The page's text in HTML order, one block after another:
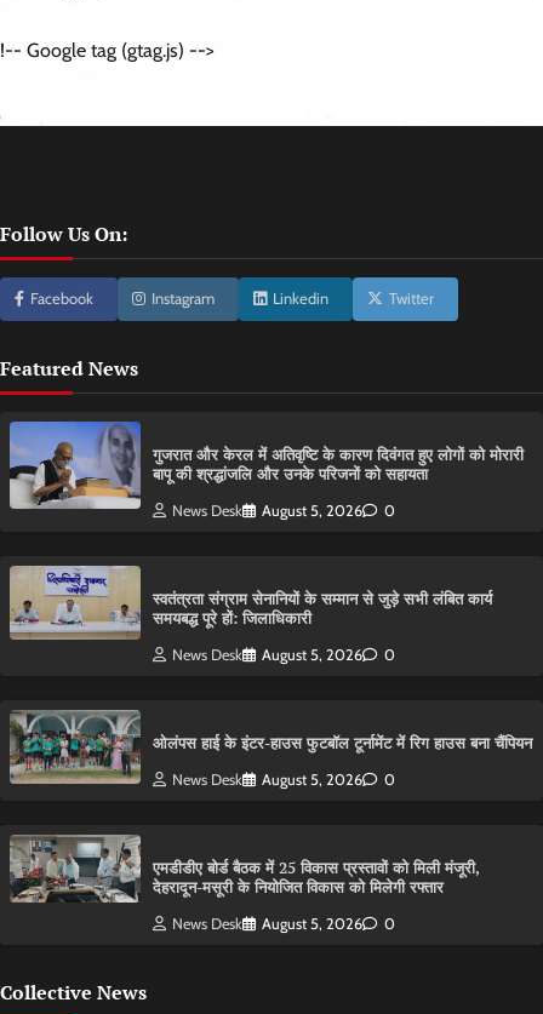
!-- Google tag (gtag.js) -->
Follow Us On:
Facebook Instagram Linkedin Twitter
Featured News
गुजरात और केरल में अतिवृष्टि के कारण दिवंगत हुए लोगों को मोरारी
बापू की श्रद्धांजलि और उनके परिजनों को सहायता
News Desk August 5, 2026 0
स्वतंत्रता संग्राम सेनानियों के सम्मान से जुड़े सभी लंबित कार्य
समयबद्ध पूरे हों: जिलाधिकारी
News Desk August 5, 2026 0
ओलंपस हाई के इंटर-हाउस फुटबॉल टूर्नामेंट में रिग हाउस बना चैंपियन
News Desk August 5, 2026 0
एमडीडीए बोर्ड बैठक में 25 विकास प्रस्तावों को मिली मंजूरी,
देहरादून-मसूरी के नियोजित विकास को मिलेगी रफ्तार
News Desk August 5, 2026 0
Collective News